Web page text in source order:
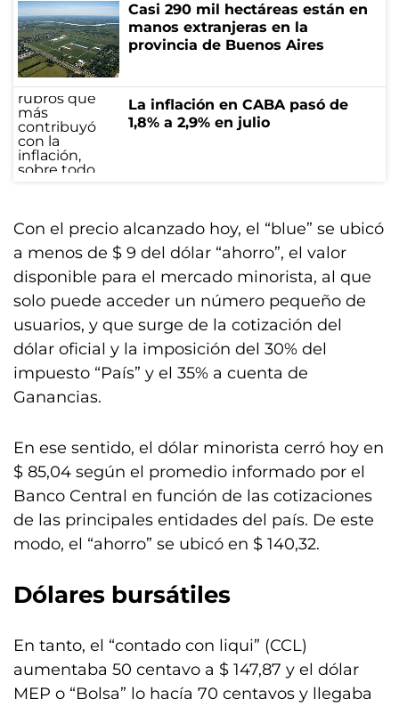
Casi 290 mil hectáreas están en
manos extranjeras en la
provincia de Buenos Aires
La inflación en CABA pasó de
1,8% a 2,9% en julio
Con el precio alcanzado hoy, el “blue” se ubicó
a menos de $ 9 del dólar “ahorro”, el valor
disponible para el mercado minorista, al que
solo puede acceder un número pequeño de
usuarios, y que surge de la cotización del
dólar oficial y la imposición del 30% del
impuesto “País” y el 35% a cuenta de
Ganancias.
En ese sentido, el dólar minorista cerró hoy en
$ 85,04 según el promedio informado por el
Banco Central en función de las cotizaciones
de las principales entidades del país. De este
modo, el “ahorro” se ubicó en $ 140,32.
Dólares bursátiles
En tanto, el “contado con liqui” (CCL)
aumentaba 50 centavo a $ 147,87 y el dólar
MEP o “Bolsa” lo hacía 70 centavos y llegaba